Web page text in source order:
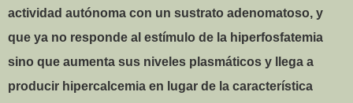
actividad autónoma con un sustrato adenomatoso, y
que ya no responde al estímulo de la hiperfosfatemia
sino que aumenta sus niveles plasmáticos y llega a
producir hipercalcemia en lugar de la característica